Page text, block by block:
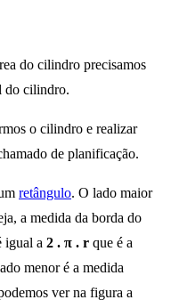
do cilindro precisamos
do cilindro.
o cilindro e realizar
de planificação.
retângulo. O lado maior
a medida da borda do
igual a 2 . π . r que é a
menor é a medida
ver na figura a